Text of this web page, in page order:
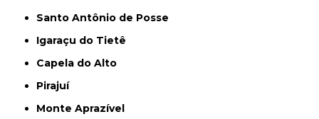
Santo Antônio de Posse
Igaraçu do Tietê
Capela do Alto
Pirajuí
Monte Aprazível